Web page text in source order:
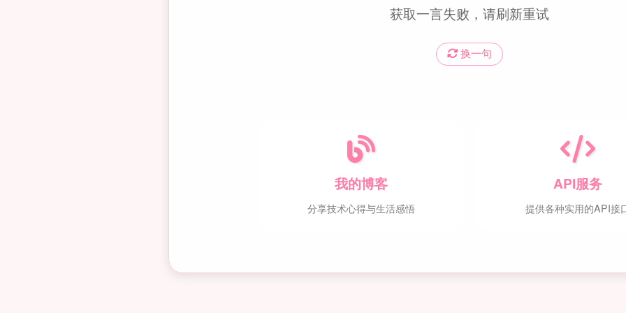
获取一言失败，请刷新重试
换一句
我的博客
分享技术心得与生活感悟
API服务
提供各种实用的API接